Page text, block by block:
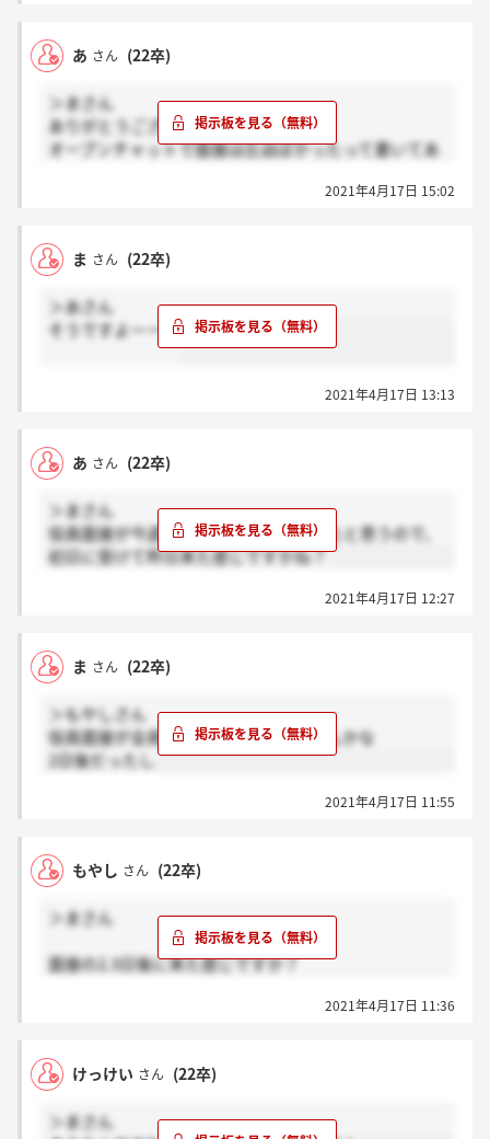
あ さん (22卒)
＞まさん
ありがとうございます！
オープンチャットで面接は圧迫ぽかったって書いてあ
2021年4月17日 15:02
ま さん (22卒)
＞あさん
そうですよーーー
2021年4月17日 13:13
あ さん (22卒)
＞まさん
役員面接が今週水曜～金曜の日程だったと思うので、
初日に受けて昨日来た感じですかね？
2021年4月17日 12:27
ま さん (22卒)
＞もやしさん
役員面接が全員終わってからじゃないんかな
2日後だったし
2021年4月17日 11:55
もやし さん (22卒)
＞まさん
面接の2.3日後に来た感じですか？
2021年4月17日 11:36
けっけい さん (22卒)
＞まさん